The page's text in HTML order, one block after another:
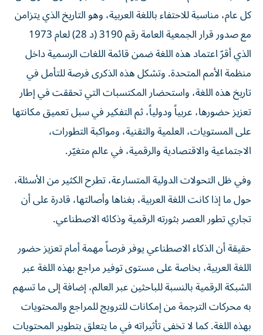
كل عام، مناسبة للاحتفاء باللغة العربية، وهو التاريخ الذي يتزامن
مع صدور قرار الجمعية العامة رقم 3190 (د 28) لعام 1973
الذي أقرّ اعتماد هذه اللغة ضمن قائمة اللغات الرسمية داخل
منظمة الأمم المتحدة. وتشكل هذه الذكرى فرصة للتأمل في
تاريخ هذه اللغة، واستحضار المكتسبات التي تحققت في إطار
تعزيز حضورها، عربياً ودولياً، ثم التفكير في سبل تعميق مكانتها
على المستويات، العلمية والتقنية، ومواكبة التطورات،
الاجتماعية والاقتصادية والرقمية، في عالم متغيّر.
وفي ظل التحولات الدولية المتسارعة، تطرح الكثير من الأسئلة،
حول ما إذا كانت اللغة العربية، بغناها وأصالتها، قادرة على أن
تجاري تطور العصر بثورته الرقمية وذكائه الاصطناعي.
حقيقة أن الذكاء الاصطناعي يوفر فرصاً مهمة أمام تعزيز حضور
اللغة العربية، بخاصة على مستوى توفير مراجع بهذه اللغة عبر
الشبكة الرقمية بالنسبة للباحثين عبر العالم، إضافة إلى ما تسهم
به محركات الترجمة من إمكانات للترويج للمراجع والمحتويات
بهذه اللغة. كما لا تخفى تأثيراته في ما يتعلق بتطوير المحتويات